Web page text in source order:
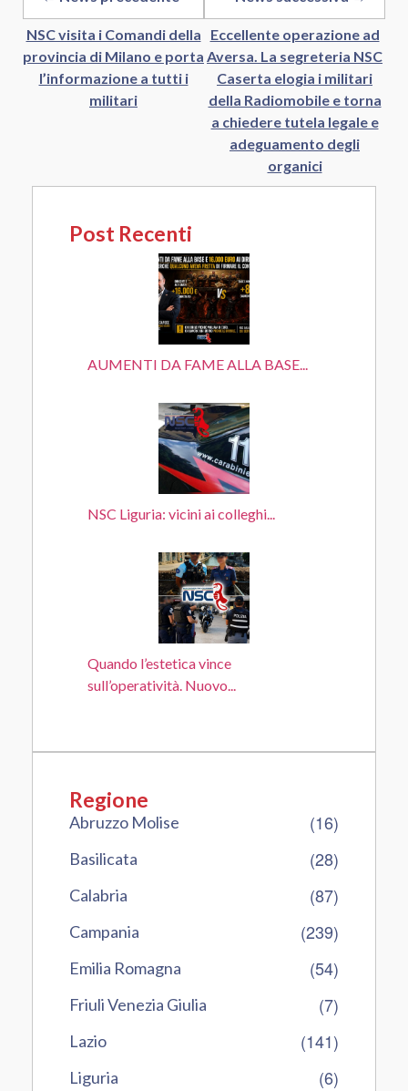
NSC visita i Comandi della
provincia di Milano e porta
l’informazione a tutti i
militari
Eccellente operazione ad
Aversa. La segreteria NSC
Caserta elogia i militari
della Radiomobile e torna
a chiedere tutela legale e
adeguamento degli
organici
Post Recenti
AUMENTI DA FAME ALLA BASE...
NSC Liguria: vicini ai colleghi...
Quando l’estetica vince
sull’operatività. Nuovo...
Regione
Abruzzo Molise (16)
Basilicata (28)
Calabria (87)
Campania (239)
Emilia Romagna (54)
Friuli Venezia Giulia (7)
Lazio (141)
Liguria (6)